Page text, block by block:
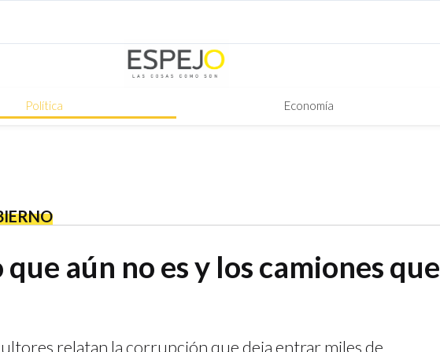
Política Economía
aún no es y los camiones que
relatan la corrupción que deja entrar miles de